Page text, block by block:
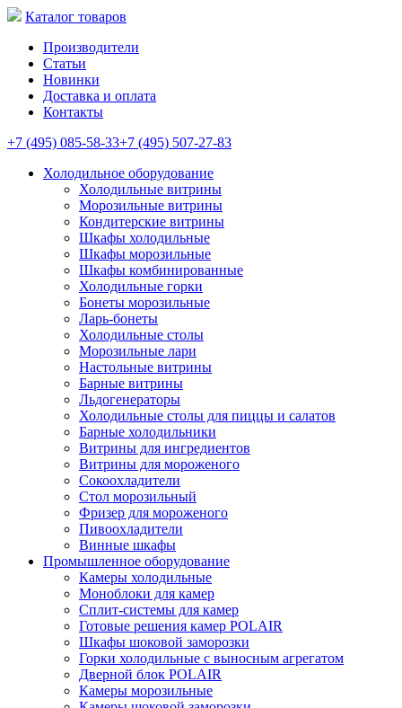
Каталог товаров
Производители
Статьи
Новинки
Доставка и оплата
Контакты
+7 (495) 085-58-33+7 (495) 507-27-83
Холодильное оборудование
Холодильные витрины
Морозильные витрины
Кондитерские витрины
Шкафы холодильные
Шкафы морозильные
Шкафы комбинированные
Холодильные горки
Бонеты морозильные
Ларь-бонеты
Холодильные столы
Морозильные лари
Настольные витрины
Барные витрины
Льдогенераторы
Холодильные столы для пиццы и салатов
Барные холодильники
Витрины для ингредиентов
Витрины для мороженого
Сокоохладители
Стол морозильный
Фризер для мороженого
Пивоохладители
Винные шкафы
Промышленное оборудование
Камеры холодильные
Моноблоки для камер
Сплит-системы для камер
Готовые решения камер POLAIR
Шкафы шоковой заморозки
Горки холодильные с выносным агрегатом
Дверной блок POLAIR
Камеры морозильные